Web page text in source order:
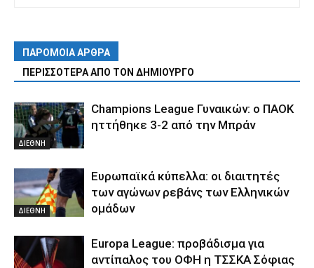
ΠΑΡΟΜΟΙΑ ΑΡΘΡΑ
ΠΕΡΙΣΣΟΤΕΡΑ ΑΠΟ ΤΟΝ ΔΗΜΙΟΥΡΓΟ
ΔΙΕΘΝΗ
Champions League Γυναικών: ο ΠΑΟΚ
ηττήθηκε 3-2 από την Μπράν
ΔΙΕΘΝΗ
Ευρωπαϊκά κύπελλα: οι διαιτητές
των αγώνων ρεβάνς των Ελληνικών
ομάδων
Europa League: προβάδισμα για
αντίπαλος του ΟΦΗ η ΤΣΣΚΑ Σόφιας